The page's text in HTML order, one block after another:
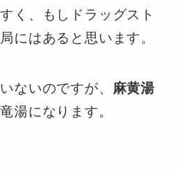
く、もしドラッグスト
にはあると思います。
ないのですが、 麻黄湯
湯になります。